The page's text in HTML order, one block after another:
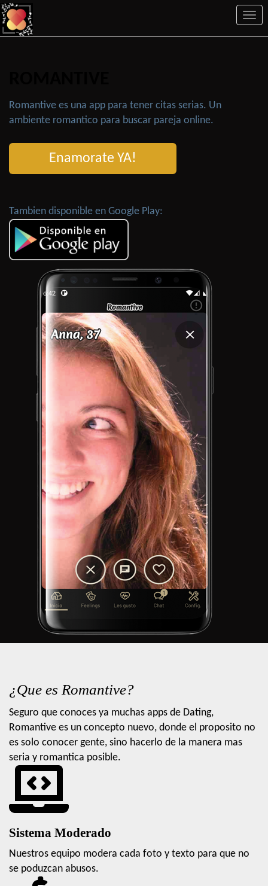
Romantive es una app para tener citas serias. Un
ambiente romantico para buscar pareja online.
Enamorate YA!
Tambien disponible en Google Play:
¿Que es Romantive?
Seguro que conoces ya muchas apps de Dating,
Romantive es un concepto nuevo, donde el proposito no
es solo conocer gente, sino hacerlo de la manera mas
seria y romantica posible.
Sistema Moderado
Nuestros equipo modera cada foto y texto para que no
se poduzcan abusos.